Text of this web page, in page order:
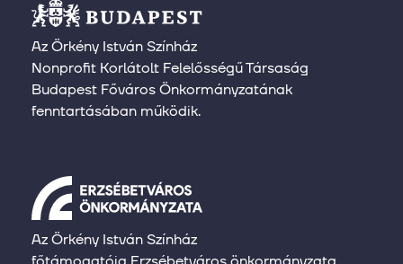
Az Örkény István Színház
Nonprofit Korlátolt Felelősségű Társaság
Budapest Főváros Önkormányzatának
fenntartásában működik.
Az Örkény István Színház